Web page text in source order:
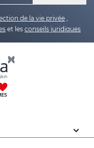
de la vie privée
et les conseils juridiques